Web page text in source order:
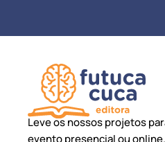
Leve os nossos projetos
evento presencial ou online.